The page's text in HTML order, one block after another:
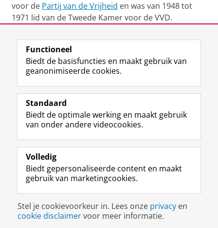
voor de Partij van de Vrij­heid en was van 1948 tot
1971 lid van de Tweede Kamer voor de VVD.
Laatst gewijzigd: 12 april 2023 09:48
Volg de RUG
F
a
e
b
o
p
a
i
n
a
L
i
k
e
I
-
p
g
i
n
R
S
-
f
e
R
k
s
u
I
n
t
r
m
c
c
o
Y
o
T
e
k
a
a
Studiekiezers
Alumni
Over ons
Disclaimer & Copyright
Inloggen
Functioneel
Biedt de basisfuncties en maakt gebruik van
geanonimiseerde cookies.
Standaard
Biedt de optimale werking en maakt gebruik
van onder andere videocookies.
Volledig
Biedt gepersonaliseerde content en maakt
gebruik van marketingcookies.
Stel je cookievoorkeur in. Lees onze privacy en
cookie disclaimervoor meer informatie.